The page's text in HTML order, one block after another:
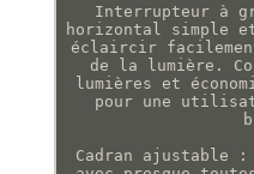
Interrupteur à
horizontal simple
éclaircir
de la lumière.
lumières et
pour une
Cadran ajustable